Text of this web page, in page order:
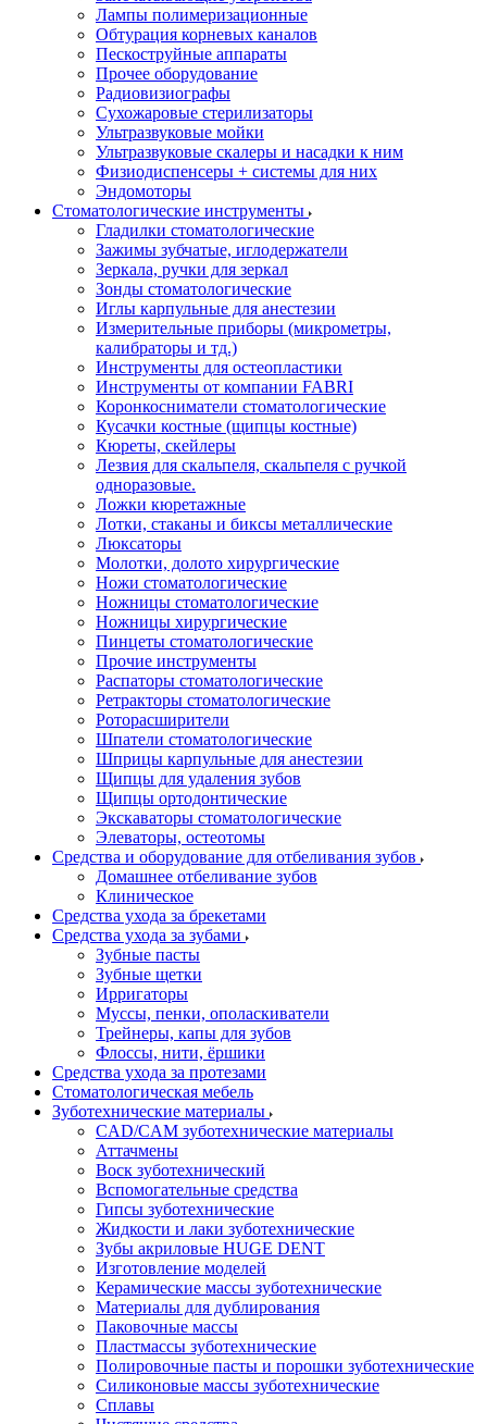
Лампы полимеризационные
Обтурация корневых каналов
Пескоструйные аппараты
Прочее оборудование
Радиовизиографы
Сухожаровые стерилизаторы
Ультразвуковые мойки
Ультразвуковые скалеры и насадки к ним
Физиодиспенсеры + системы для них
Эндомоторы
Стоматологические инструменты
Гладилки стоматологические
Зажимы зубчатые, иглодержатели
Зеркала, ручки для зеркал
Зонды стоматологические
Иглы карпульные для анестезии
Измерительные приборы (микрометры,
калибраторы и тд.)
Инструменты для остеопластики
Инструменты от компании FABRI
Коронкосниматели стоматологические
Кусачки костные (щипцы костные)
Кюреты, скейлеры
Лезвия для скальпеля, скальпеля с ручкой
одноразовые.
Ложки кюретажные
Лотки, стаканы и биксы металлические
Люксаторы
Молотки, долото хирургические
Ножи стоматологические
Ножницы стоматологические
Ножницы хирургические
Пинцеты стоматологические
Прочие инструменты
Распаторы стоматологические
Ретракторы стоматологические
Роторасширители
Шпатели стоматологические
Шприцы карпульные для анестезии
Щипцы для удаления зубов
Щипцы ортодонтические
Экскаваторы стоматологические
Элеваторы, остеотомы
Средства и оборудование для отбеливания зубов
Домашнее отбеливание зубов
Клиническое
Средства ухода за брекетами
Средства ухода за зубами
Зубные пасты
Зубные щетки
Ирригаторы
Муссы, пенки, ополаскиватели
Трейнеры, капы для зубов
Флоссы, нити, ёршики
Средства ухода за протезами
Стоматологическая мебель
Зуботехнические материалы
CAD/CAM зуботехнические материалы
Аттачмены
Воск зуботехнический
Вспомогательные средства
Гипсы зуботехнические
Жидкости и лаки зуботехнические
Зубы акриловые HUGE DENT
Изготовление моделей
Керамические массы зуботехнические
Материалы для дублирования
Паковочные массы
Пластмассы зуботехнические
Полировочные пасты и порошки зуботехнические
Силиконовые массы зуботехнические
Сплавы